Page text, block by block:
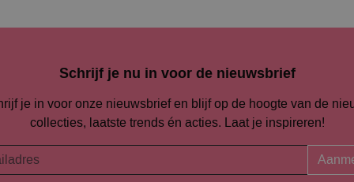
Schrijf je nu in voor de nieuwsbrief
je in voor onze nieuwsbrief en blijf op de hoogte van de
collecties, laatste trends én acties. Laat je inspireren!